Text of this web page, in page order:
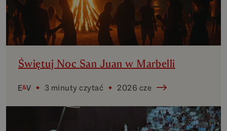
Świętuj Noc San Juan w Marbelli
3 minuty czytać 2026 cze